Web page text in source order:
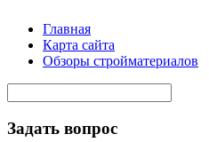
Главная
Карта сайта
Обзоры стройматериалов
Задать вопрос